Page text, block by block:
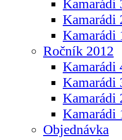
Kamarádi
Kamarádi
Kamarádi
Ročník 2012
Kamarádi
Kamarádi
Kamarádi
Kamarádi
Objednávka